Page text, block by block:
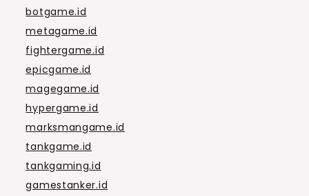
botgame.id
metagame.id
fightergame.id
epicgame.id
magegame.id
hypergame.id
marksmangame.id
tankgame.id
tankgaming.id
gamestanker.id